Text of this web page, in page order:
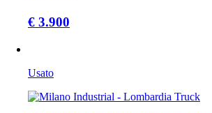
€ 3.900
Usato